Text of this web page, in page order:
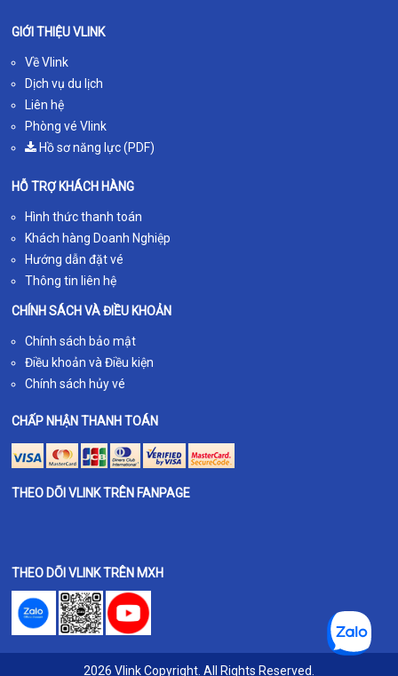
GIỚI THIỆU VLINK
Về Vlink
Dịch vụ du lịch
Liên hệ
Phòng vé Vlink
Hồ sơ năng lực (PDF)
HỖ TRỢ KHÁCH HÀNG
Hình thức thanh toán
Khách hàng Doanh Nghiệp
Hướng dẫn đặt vé
Thông tin liên hệ
CHÍNH SÁCH VÀ ĐIỀU KHOẢN
Chính sách bảo mật
Điều khoản và Điều kiện
Chính sách hủy vé
CHẤP NHẬN THANH TOÁN
THEO DÕI VLINK TRÊN FANPAGE
THEO DÕI VLINK TRÊN MXH
2026 Vlink Copyright. All Rights Reserved.